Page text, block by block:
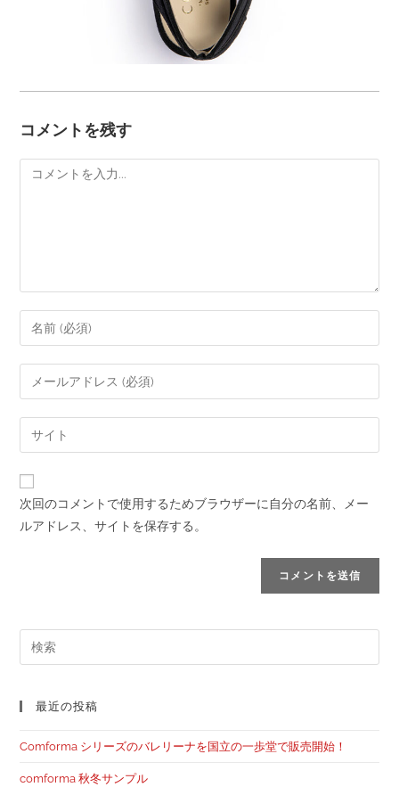
コメントを残す
次回のコメントで使用するためブラウザーに自分の名前、メー
ルアドレス、サイトを保存する。
最近の投稿
Comforma シリーズのバレリーナを国立の一歩堂で販売開始！
comforma 秋冬サンプル